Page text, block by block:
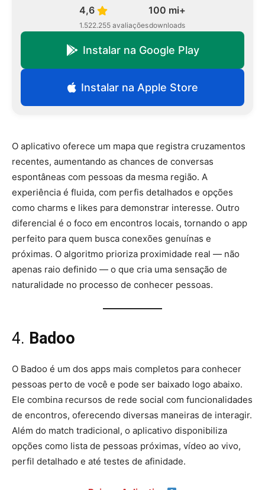
4,6
1.522.255 avaliações
100 mi+
downloads
Instalar na Google Play
Instalar na Apple Store
O aplicativo oferece um mapa que registra cruzamentos
recentes, aumentando as chances de conversas
espontâneas com pessoas da mesma região. A
experiência é fluida, com perfis detalhados e opções
como charms e likes para demonstrar interesse. Outro
diferencial é o foco em encontros locais, tornando o app
perfeito para quem busca conexões genuínas e
próximas. O algoritmo prioriza proximidade real — não
apenas raio definido — o que cria uma sensação de
naturalidade no processo de conhecer pessoas.
4. Badoo
O Badoo é um dos apps mais completos para conhecer
pessoas perto de você e pode ser baixado logo abaixo.
Ele combina recursos de rede social com funcionalidades
de encontros, oferecendo diversas maneiras de interagir.
Além do match tradicional, o aplicativo disponibiliza
opções como lista de pessoas próximas, vídeo ao vivo,
perfil detalhado e até testes de afinidade.